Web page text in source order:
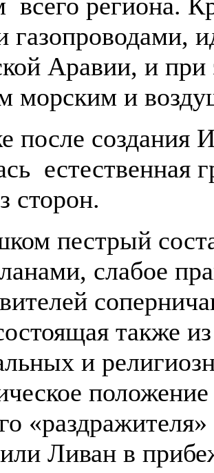
газопроводами,
Аравии, и
морским и
после создания
естественная
сторон.
пестрый
слабое
также
и
Ливан в